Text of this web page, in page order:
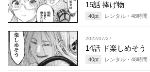
15話 捧げ物
40pt レンタル・ 48時間
2022/07/27
14話 ド楽しめそう
40pt レンタル・ 48時間